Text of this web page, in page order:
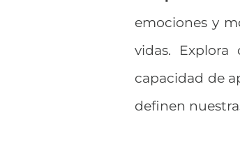
emociones y
vidas.
capacidad de
definen